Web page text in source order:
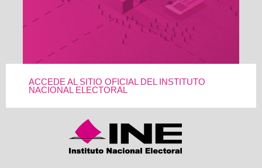
ACCEDE AL SITIO OFICIAL DEL INSTITUTO
NACIONAL ELECTORAL